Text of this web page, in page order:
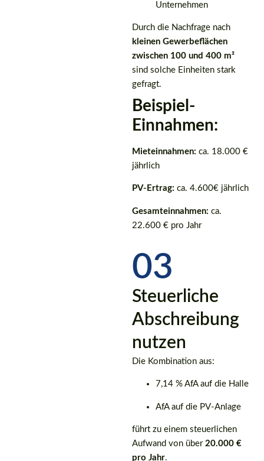
Unternehmen
Durch die Nachfrage nach
kleinen Gewerbeflächen
zwischen 100 und 400 m²
sind solche Einheiten stark
gefragt.
Beispiel-
Einnahmen:
Mieteinnahmen: ca. 18.000 €
jährlich
PV-Ertrag: ca. 4.600€ jährlich
Gesamteinnahmen: ca.
22.600 € pro Jahr
03
Steuerliche
Abschreibung
nutzen
Die Kombination aus:
7,14 % AfA auf die Halle
AfA auf die PV-Anlage
führt zu einem steuerlichen
Aufwand von über 20.000 €
pro Jahr.